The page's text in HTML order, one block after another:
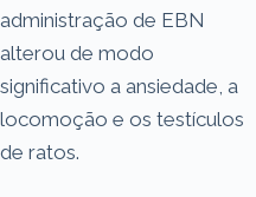
administração de EBN
alterou de modo
significativo a ansiedade, a
locomoção e os testículos
de ratos.